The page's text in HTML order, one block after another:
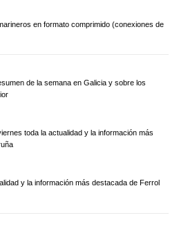
en formato comprimido (conexiones de
de la semana en Galicia y sobre los
toda la actualidad y la información más
y la información más destacada de Ferrol